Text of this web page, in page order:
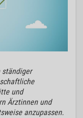
ständiger
und
Ärztinnen und
anzupassen.